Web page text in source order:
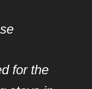
for the